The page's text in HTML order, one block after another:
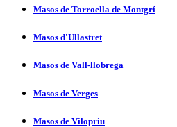
Masos de Torroella de Montgrí­
Masos d'Ullastret
Masos de Vall-llobrega
Masos de Verges
Masos de Vilopriu